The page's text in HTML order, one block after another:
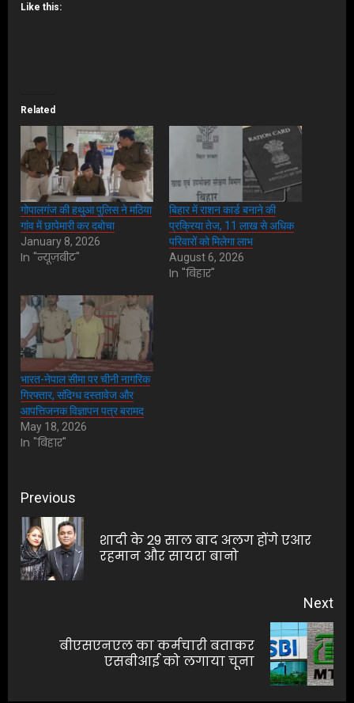
Like this:
Related
गोपालगंज की हथुआ पुलिस ने मठिया
गांव में छापेमारी कर दबोचा
January 8, 2026
In "न्यूज़बीट"
बिहार में राशन कार्ड बनाने की
प्रक्रिया तेज, 11 लाख से अधिक
परिवारों को मिलेगा लाभ
August 6, 2026
In "बिहार"
भारत-नेपाल सीमा पर चीनी नागरिक
गिरफ्तार, संदिग्ध दस्तावेज और
आपत्तिजनक विज्ञापन पत्र बरामद
May 18, 2026
In "बिहार"
Post
navigation
Previous
शादी के 29 साल बाद अलग होंगे एआर
रहमान और सायरा बानो
Next
बीएसएनएल का कर्मचारी बताकर
एसबीआई को लगाया चूना